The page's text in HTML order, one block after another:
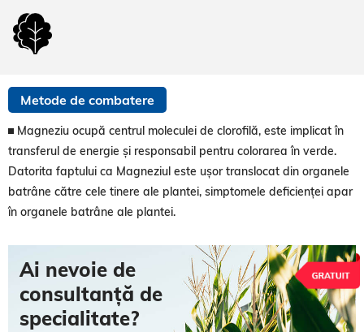
Metode de combatere
Magneziu ocupă centrul moleculei de clorofilă, este implicat în
transferul de energie și responsabil pentru colorarea în verde.
Datorita faptului ca Magneziul este ușor translocat din organele
batrâne către cele tinere ale plantei, simptomele deficienței apar
în organele batrâne ale plantei.
Ai nevoie de
consultanță de
specialitate?